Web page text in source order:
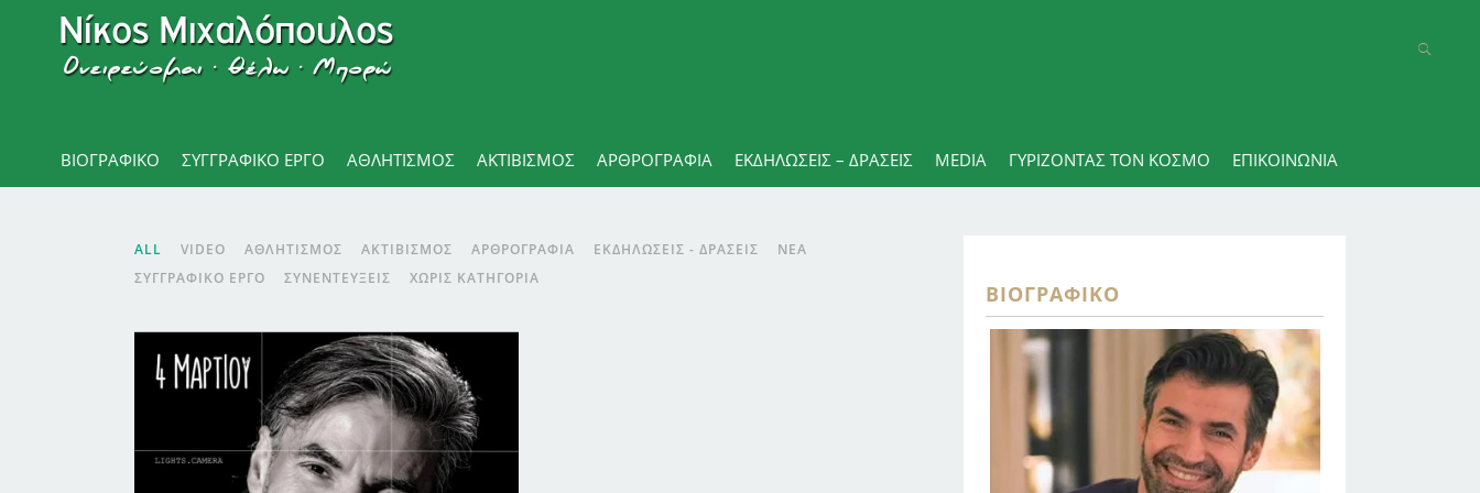
ΒΙΟΓΡΑΦΙΚΌ ΣΥΓΓΡΑΦΙΚΟ ΕΡΓΟ ΑΘΛΗΤΙΣΜΌΣ ΑΚΤΙΒΙΣΜΟΣ ΑΡΘΡΟΓΡΑΦΊΑ ΕΚΔΗΛΏΣΕΙΣ – ΔΡΆΣΕΙΣ MEDIA ΓΥΡΊΖΟΝΤΑΣ ΤΟΝ ΚΌΣΜΟ ΕΠΙΚΟΙΝΩΝΊΑ
ALL VIDEO ΑΘΛΗΤΙΣΜΌΣ ΑΚΤΙΒΙΣΜΌΣ ΑΡΘΡΟΓΡΑΦΊΑ ΕΚΔΗΛΏΣΕΙΣ - ΔΡΆΣΕΙΣ
ΝΈΑ
ΣΥΓΓΡΑΦΙΚΌ ΈΡΓΟ
ΣΥΝΕΝΤΕΎΞΕΙΣ ΧΩΡΊΣ ΚΑΤΗΓΟΡΊΑ
ΒΙΟΓΡΑΦΙΚΌ